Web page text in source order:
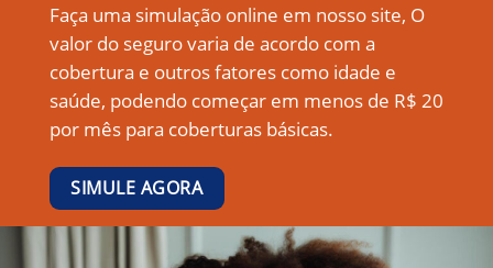
Faça uma simulação online em nosso site, O
valor do seguro varia de acordo com a
cobertura e outros fatores como idade e
saúde, podendo começar em menos de R$ 20
por mês para coberturas básicas.
SIMULE AGORA